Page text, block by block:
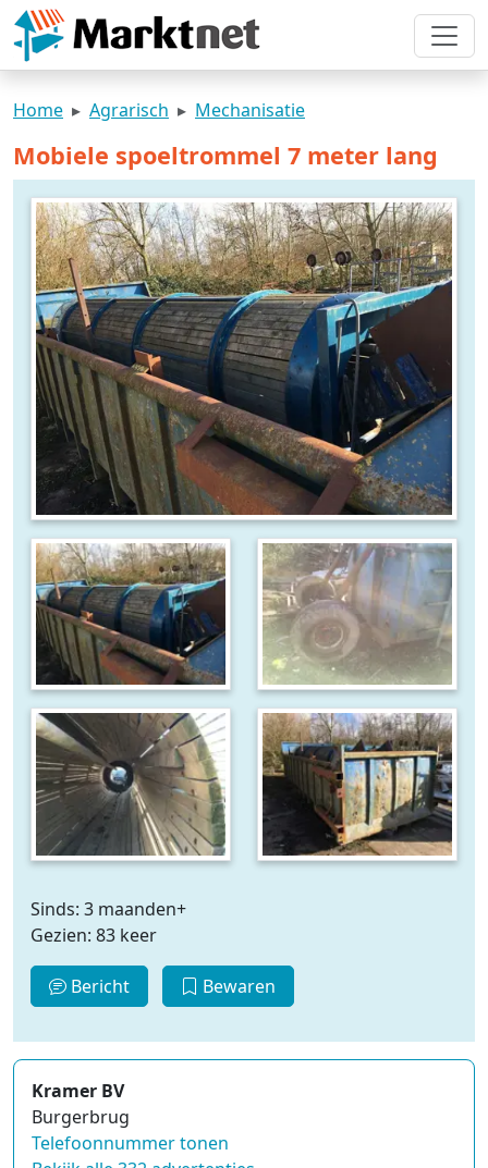
Home Agrarisch Mechanisatie
Mobiele spoeltrommel 7 meter lang
Sinds: 3 maanden+
Gezien: 83 keer
Bericht Bewaren
Kramer BV
Burgerbrug
Telefoonnummer tonen